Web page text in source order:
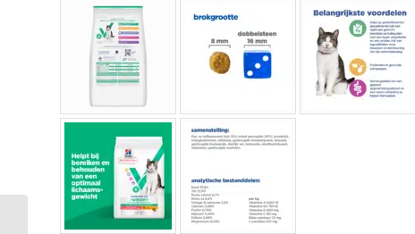
Hi Fel Adult – Ve Mb